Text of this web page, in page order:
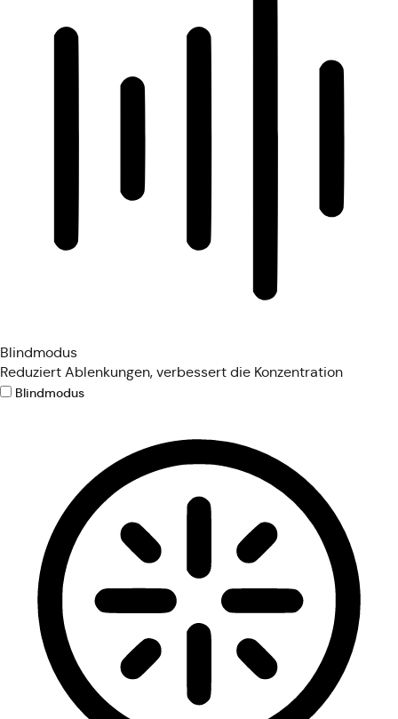
Blindmodus
Reduziert Ablenkungen, verbessert die Konzentration
Blindmodus